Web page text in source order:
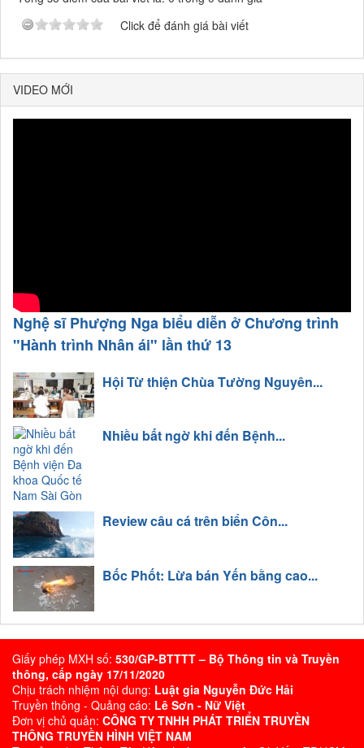
Click để đánh giá bài viết
VIDEO MỚI
Nghệ sĩ Phượng Nga biểu diễn ở Chương trình
"Hành trình Nhân ái" lần thứ 13
Hội Từ thiện Chùa Tường Nguyên...
Nhiều bất ngờ khi đến Bệnh...
Review câu cá trên biển Côn...
Bốc Phốt: Lừa bán Yến bằng cao...
Giấy phép MXH số: 530/GP-BTTTT – Bộ Thông tin và Truyền
thông, cấp ngày 17/11/2020
Chịu trách nhiệm nội dung: Luật gia Nguyễn Đức Hải
Truyền thông - Quảng cáo: Lê Sơn - Nữ Việt
Đơn vị chủ quản: CÔNG TY TNHH PHÁT TRIỂN TRUYỀN
THÔNG TRUYỀN HÌNH VIỆT NAM